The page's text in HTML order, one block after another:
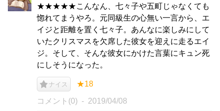
★★★★★こんなん、七々子や五町じゃなくても
惚れてまうやろ。元同級生の心無い一言から、エ
イジと距離を置く七々子。あんなに楽しみにして
いたクリスマスを欠席した彼女を迎えに走るエイ
ジ。そして、そんな彼女にかけた言葉にキュン死
にしそうになった。
ナイス ★18
コメント(0) 2019/04/08